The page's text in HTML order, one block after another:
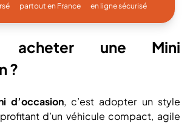
partout en France en ligne sécurisé
acheter une Mini
?
d’occasion, c’est adopter un style
d’un véhicule compact, agile